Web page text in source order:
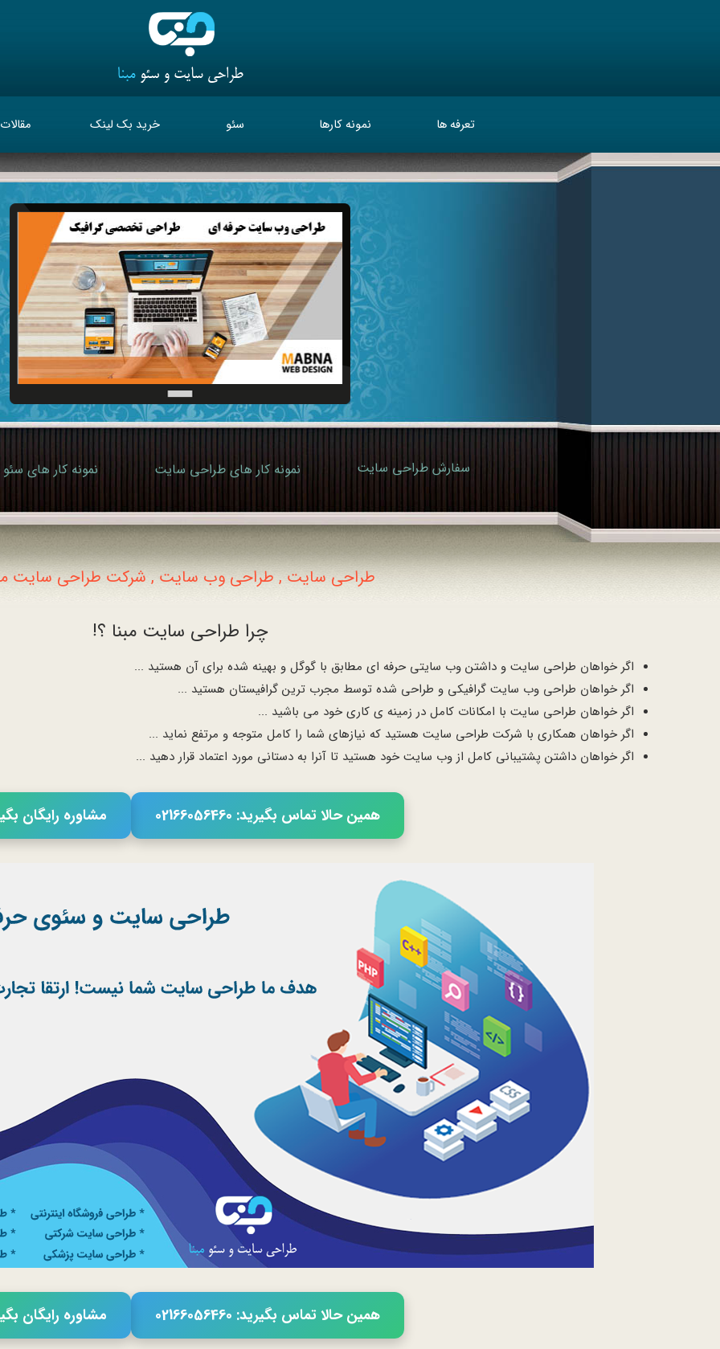
تعرفه ها نمونه کارها سئو خرید بک لینک مقالات
نمونه کار های طراحی سایت نمونه کار های سئو
طراحی سایت , طراحی وب سایت , شرکت طراحی سایت
چرا طراحی سایت مبنا ؟!
اگر خواهان طراحی سایت و داشتن وب سایتی حرفه ای مطابق با گوگل و بهینه شده برای آن هستید ...
اگر خواهان طراحی وب سایت گرافیکی و طراحی شده توسط مجرب ترین گرافیستان هستید ...
اگر خواهان طراحی سایت با امکانات کامل در زمینه ی کاری خود می باشید ...
اگر خواهان همکاری با شرکت طراحی سایت هستید که نیازهای شما را کامل متوجه و مرتفع نماید ...
اگر خواهان داشتن پشتیبانی کامل از وب سایت خود هستید تا آنرا به دستانی مورد اعتماد قرار دهید ...
همین حالا تماس بگیرید: 02166056460 مشاوره رایگان
همین حالا تماس بگیرید: 02166056460 مشاوره رایگان